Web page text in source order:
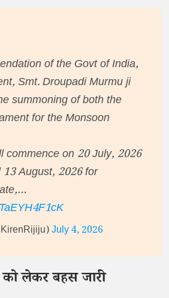
of the Govt of India,
Smt. Droupadi Murmu ji
summoning of both the
for the Monsoon
commence on 20 July, 2026
August, 2026 for
July 4, 2026
को लेकर बहस जारी